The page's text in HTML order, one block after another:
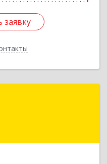
Респ, Нальчик г,